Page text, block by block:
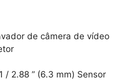
de câmera de vídeo
/ 2.88 ” (6.3 mm) Sensor